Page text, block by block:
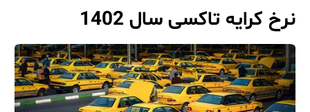
نرخ کرایه تاکسی سال 1402